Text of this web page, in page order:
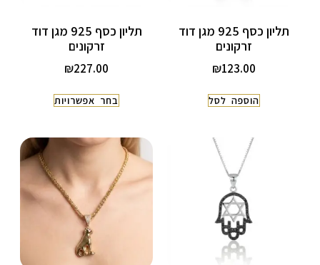
תליון כסף 925 מגן דוד
זרקונים
₪123.00
הוספה לסל
תליון כסף 925 מגן דוד
זרקונים
₪227.00
בחר אפשרויות